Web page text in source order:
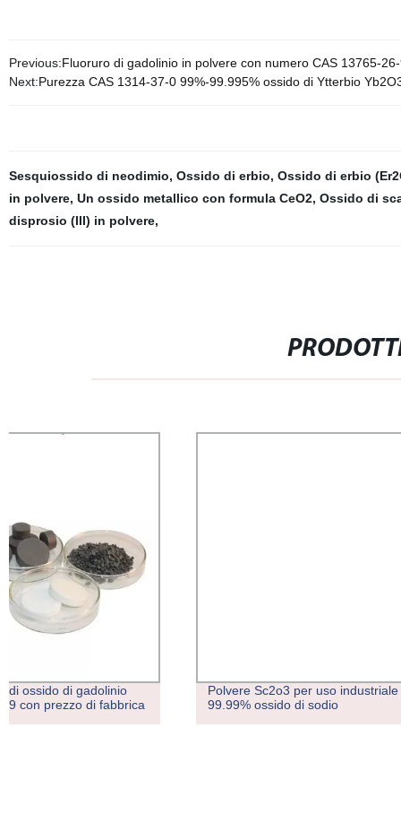
Previous:Fluoruro di gadolinio in polvere con numero CAS 13765-
Next:Purezza CAS 1314-37-0 99%-99.995% ossido di Ytterbio
Sesquiossido di neodimio, Ossido di erbio, Ossido di erbio
in polvere, Un ossido metallico con formula CeO2, Ossido di
disprosio (III) in polvere,
Polvere Sc2o3 per uso industriale
99.99% ossido di sodio
La2o3 di
purezza